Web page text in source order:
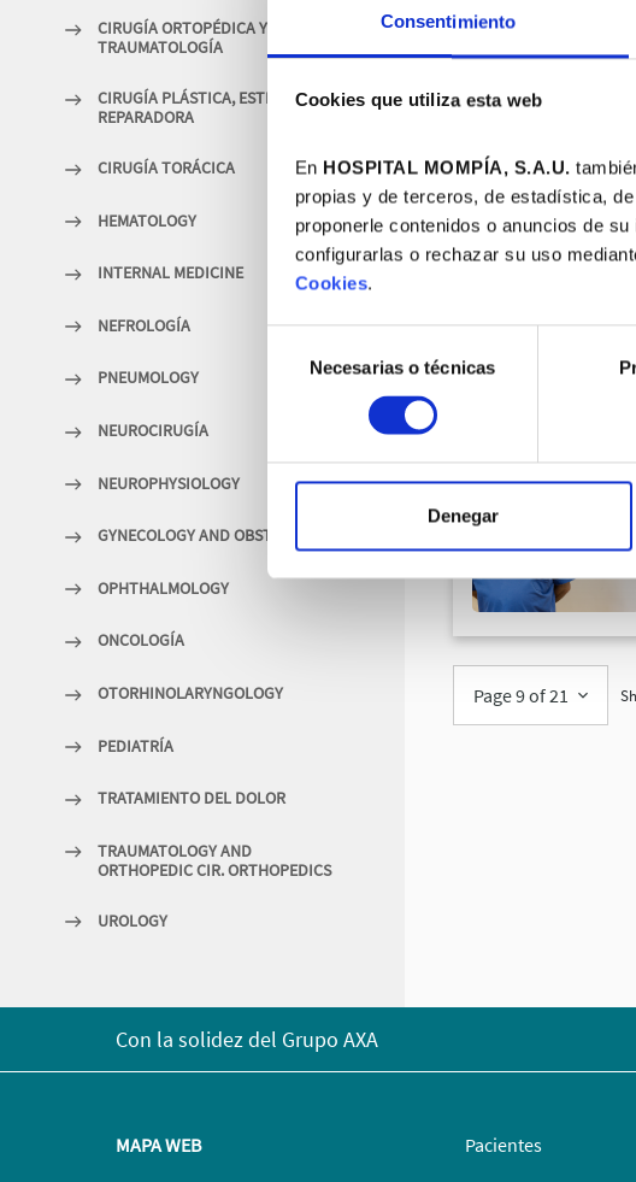
Consentimiento
Cookies que utiliza esta web
En HOSPITAL MOMPÍA, S.A.U.
propias y de terceros, de estadística,
proponerle contenidos o anuncios de
configurarlas o rechazar su uso
Cookies.
consentimiento
Necesarias o técnicas
Denegar
CIRUGÍA ORTOPÉDICA Y
TRAUMATOLOGÍA
CIRUGÍA PLÁSTICA, ESTÉTICA Y
REPARADORA
CIRUGÍA TORÁCICA
HEMATOLOGY
INTERNAL MEDICINE
NEFROLOGÍA
PNEUMOLOGY
NEUROCIRUGÍA
NEUROPHYSIOLOGY
GYNECOLOGY AND OBSTETRICS
OPHTHALMOLOGY
ONCOLOGÍA
OTORHINOLARYNGOLOGY
PEDIATRÍA
TRATAMIENTO DEL DOLOR
TRAUMATOLOGY AND
ORTHOPEDIC CIR. ORTHOPEDICS
UROLOGY
Page 9 of 21
Con la solidez del Grupo AXA
MAPA WEB Pacientes